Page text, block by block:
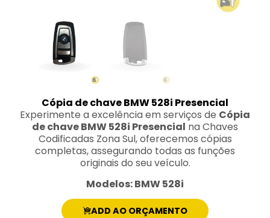
Cópia de chave BMW 528i Presencial
Experimente a excelência em serviços de Cópia
de chave BMW 528i Presencial na Chaves
Codificadas Zona Sul, oferecemos cópias
completas, assegurando todas as funções
originais do seu veículo.
Modelos: BMW 528i
ADD AO ORÇAMENTO